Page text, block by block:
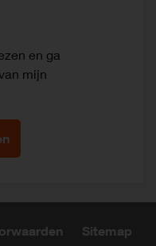
en ga
mijn
Sitemap